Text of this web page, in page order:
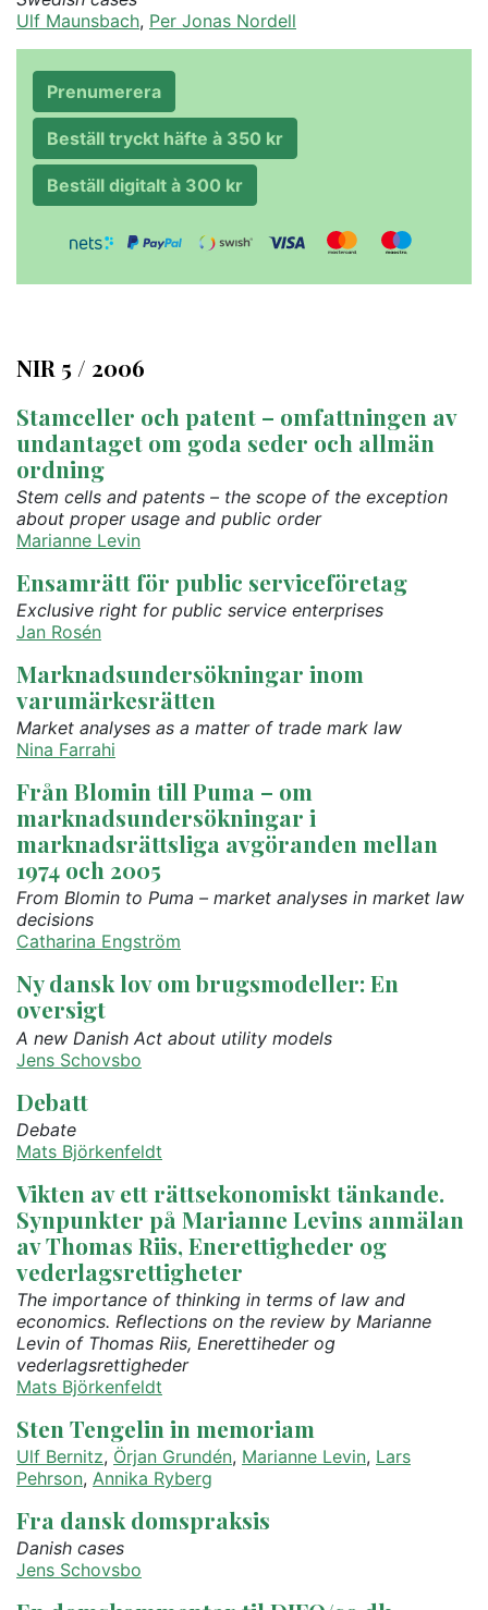
Ulf Maunsbach, Per Jonas Nordell
Prenumerera
Beställ tryckt häfte à 350 kr
Beställ digitalt à 300 kr
NIR 5 / 2006
Stamceller och patent – omfattningen av
undantaget om goda seder och allmän
ordning
Stem cells and patents – the scope of the exception
about proper usage and public order
Marianne Levin
Ensamrätt för public serviceföretag
Exclusive right for public service enterprises
Jan Rosén
Marknadsundersökningar inom
varumärkesrätten
Market analyses as a matter of trade mark law
Nina Farrahi
Från Blomin till Puma – om
marknadsundersökningar i
marknadsrättsliga avgöranden mellan
1974 och 2005
From Blomin to Puma – market analyses in market law
decisions
Catharina Engström
Ny dansk lov om brugsmodeller: En
oversigt
A new Danish Act about utility models
Jens Schovsbo
Debatt
Debate
Mats Björkenfeldt
Vikten av ett rättsekonomiskt tänkande.
Synpunkter på Marianne Levins anmälan
av Thomas Riis, Enerettigheder og
vederlagsrettigheter
The importance of thinking in terms of law and
economics. Reflections on the review by Marianne
Levin of Thomas Riis, Enerettiheder og
vederlagsrettigheder
Mats Björkenfeldt
Sten Tengelin in memoriam
Ulf Bernitz, Örjan Grundén, Marianne Levin, Lars
Pehrson, Annika Ryberg
Fra dansk domspraksis
Danish cases
Jens Schovsbo